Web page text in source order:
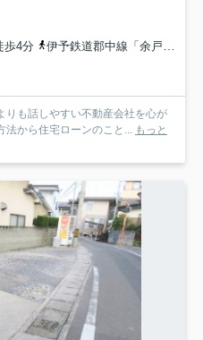
歩4分
伊予鉄道郡中線「余戸」駅 徒歩18分
も話しやすい不動産会社を心が
から住宅ローンのこと...
もっと